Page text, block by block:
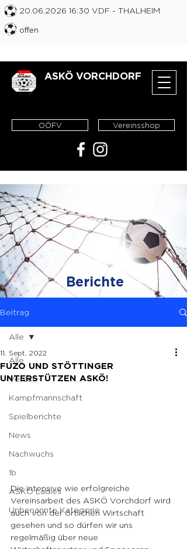
ASKÖ VORCHDORF
OÖFV Vereinsshop
20.06.2026 16:30 VDF - THALHEIM
offen
Berichte
Beitrag
Alle
Verein
Kampfmannschaft
Spielberichte
News
Nachwuchs
1b
ASKÖ Ladies
Unbenannte Kategorie
Alle
FUZO UND STÖTTINGER
UNTERSTÜTZEN ASKÖ!
11. Sept. 2022
Die intensive wie erfolgreiche
Vereinsarbeit des ASKÖ Vorchdorf wird
auch von der örtlichen Wirtschaft
gesehen und so dürfen wir uns
regelmäßig über neue